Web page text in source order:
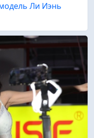
Ли Иэнь